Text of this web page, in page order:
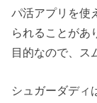
パ活アプリを使
られることがあ
目的なので、ス
シュガーダディ